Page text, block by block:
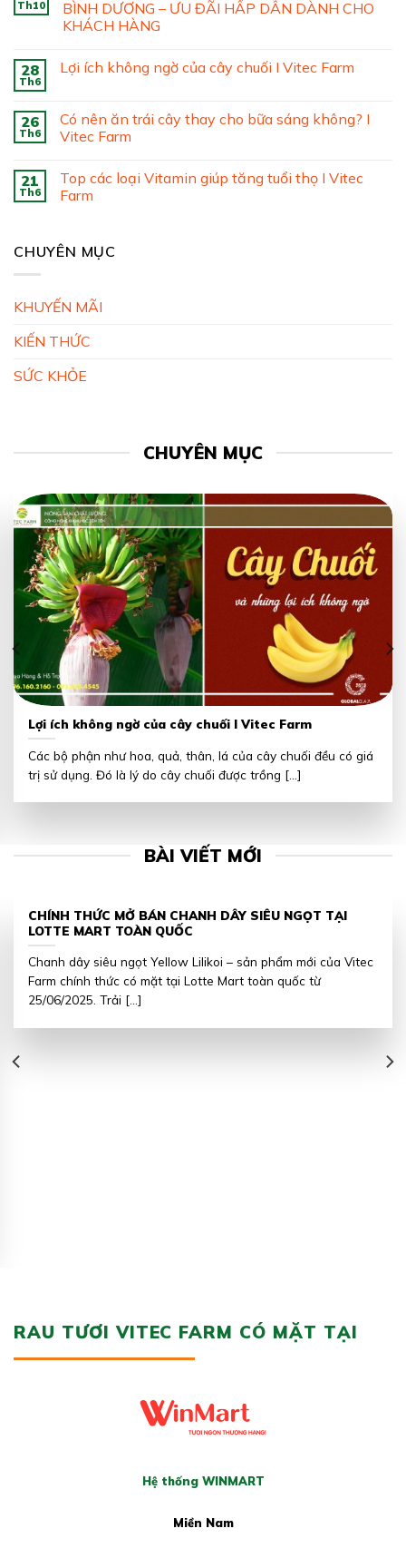
Th10
BÌNH DƯƠNG – ƯU ĐÃI HẤP DẪN DÀNH CHO
KHÁCH HÀNG
28
Th6
Lợi ích không ngờ của cây chuối I Vitec Farm
26
Th6
Có nên ăn trái cây thay cho bữa sáng không? I
Vitec Farm
21
Th6
Top các loại Vitamin giúp tăng tuổi thọ I Vitec
Farm
CHUYÊN MỤC
KHUYẾN MÃI
KIẾN THỨC
SỨC KHỎE
CHUYÊN MỤC
Lợi ích không ngờ của cây chuối I Vitec Farm
Các bộ phận như hoa, quả, thân, lá của cây chuối đều có giá
trị sử dụng. Đó là lý do cây chuối được trồng [...]
BÀI VIẾT MỚI
CHÍNH THỨC MỞ BÁN CHANH DÂY SIÊU NGỌT TẠI
LOTTE MART TOÀN QUỐC
Chanh dây siêu ngọt Yellow Lilikoi – sản phẩm mới của Vitec
Farm chính thức có mặt tại Lotte Mart toàn quốc từ
25/06/2025. Trải [...]
RAU TƯƠI VITEC FARM CÓ MẶT TẠI
Hệ thống WINMART
Miền Nam